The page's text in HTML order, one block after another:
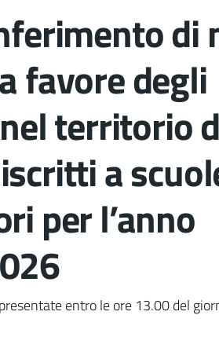
di
favore degli
territorio
a
per l’anno
entro le ore 13.00 del